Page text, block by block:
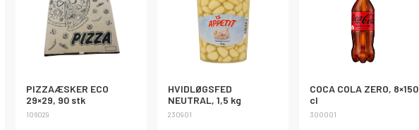
PIZZAÆSKER ECO
29×29, 90 stk
106029
HVIDLØGSFED
NEUTRAL, 1,5 kg
230901
COCA COLA ZERO, 8×150
cl
300001